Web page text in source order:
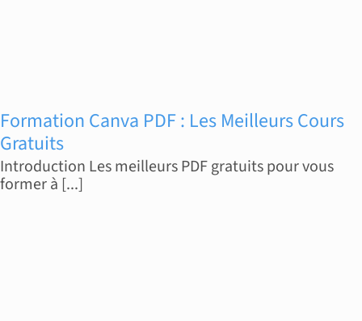
Formation Canva PDF : Les Meilleurs Cours
Gratuits
Introduction Les meilleurs PDF gratuits pour vous
former à [...]